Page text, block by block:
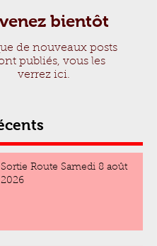
bientôt
de nouveaux posts
publiés, vous les
verrez ici.
Sortie Route Samedi 8 août
2026